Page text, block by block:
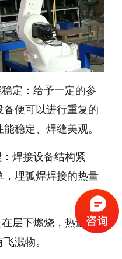
定：给予一定的参
备便可以进行重复的
稳定、焊缝美观。
焊接设备结构紧
埋弧焊焊接的热量
层下燃烧，热量的
溅物。